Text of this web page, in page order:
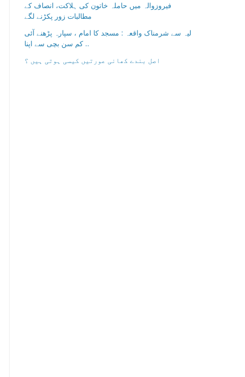
فیروزوالہ میں حاملہ خاتون کی ہلاکت، انصاف کے
مطالبات زور پکڑنے لگے
لیہ سے شرمناک واقعہ : مسجد کا امام ، سپارہ پڑھنے آئی
کم سن بچی سے اپنا ..
اصل بندے کھانی عورتیں کیسی ہوتی ہیں ؟